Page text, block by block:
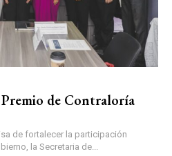
de Contraloría
de fortalecer la participación
la Secretaria de...